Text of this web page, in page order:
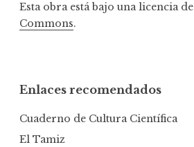
Esta obra está bajo una licencia de
Commons.
Enlaces recomendados
Cuaderno de Cultura Científica
El Tamiz